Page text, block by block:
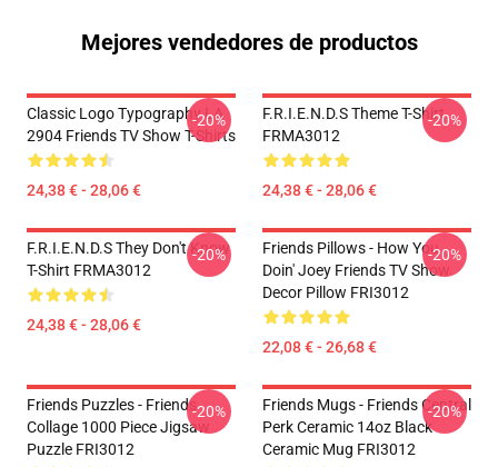
Mejores vendedores de productos
Classic Logo Typography LA
2904 Friends TV Show T-Shirts
24,38 € - 28,06 €
-20%
F.R.I.E.N.D.S Theme T-Shirt
FRMA3012
24,38 € - 28,06 €
-20%
F.R.I.E.N.D.S They Don't Know
T-Shirt FRMA3012
24,38 € - 28,06 €
-20%
Friends Pillows - How You
Doin' Joey Friends TV Show
Decor Pillow FRI3012
22,08 € - 26,68 €
-20%
Friends Puzzles - Friends
Collage 1000 Piece Jigsaw
Puzzle FRI3012
-20%
Friends Mugs - Friends Central
Perk Ceramic 14oz Black
Ceramic Mug FRI3012
-20%